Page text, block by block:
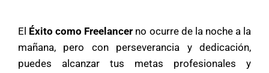
El Éxito como Freelancer no ocurre de la noche a la
mañana, pero con perseverancia y dedicación,
puedes alcanzar tus metas profesionales y